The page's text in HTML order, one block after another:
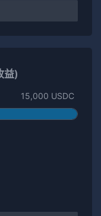
益)
15,000 USDC